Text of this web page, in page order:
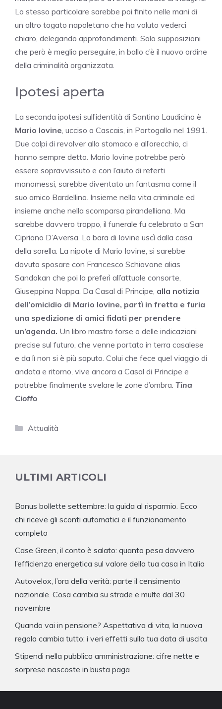
Lo stesso particolare sarebbe poi finito nelle mani di
un altro togato napoletano che ha voluto vederci
chiaro, delegando approfondimenti. Solo supposizioni
che però è meglio perseguire, in ballo c’è il nuovo ordine
della criminalità organizzata.
Ipotesi aperta
La seconda ipotesi sull’identità di Santino Laudicino è
Mario Iovine, ucciso a Cascais, in Portogallo nel 1991.
Due colpi di revolver allo stomaco e all’orecchio, ci
hanno sempre detto. Mario Iovine potrebbe però
essere sopravvissuto e con l’aiuto di referti
manomessi, sarebbe diventato un fantasma come il
suo amico Bardellino. Insieme nella vita criminale ed
insieme anche nella scomparsa pirandelliana. Ma
sarebbe davvero troppo, il funerale fu celebrato a San
Cipriano D’Aversa. La bara di Iovine uscì dalla casa
della sorella. La nipote di Mario Iovine, si sarebbe
dovuta sposare con Francesco Schiavone alias
Sandokan che poi la preferì all’attuale consorte,
Giuseppina Nappa. Da Casal di Principe, alla notizia
dell’omicidio di Mario Iovine, partì in fretta e furia
una spedizione di amici fidati per prendere
un’agenda. Un libro mastro forse o delle indicazioni
precise sul futuro, che venne portato in terra casalese
e da lì non si è più saputo. Colui che fece quel viaggio di
andata e ritorno, vive ancora a Casal di Principe e
potrebbe finalmente svelare le zone d’ombra. Tina
Cioffo
Categorie
Attualità
ULTIMI ARTICOLI
Bonus bollette settembre: la guida al risparmio. Ecco
chi riceve gli sconti automatici e il funzionamento
completo
Case Green, il conto è salato: quanto pesa davvero
l’efficienza energetica sul valore della tua casa in Italia
Autovelox, l’ora della verità: parte il censimento
nazionale. Cosa cambia su strade e multe dal 30
novembre
Quando vai in pensione? Aspettativa di vita, la nuova
regola cambia tutto: i veri effetti sulla tua data di uscita
Stipendi nella pubblica amministrazione: cifre nette e
sorprese nascoste in busta paga